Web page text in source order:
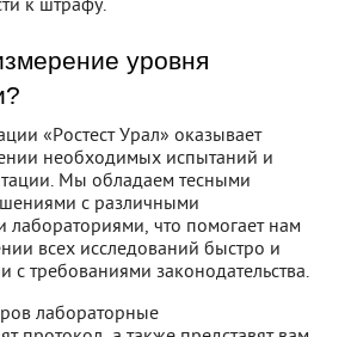
уровня
«Ростест Урал» оказывает
необходимых испытаний и
Мы обладаем тесными
с различными
лабораториями, что помогает нам
всех исследований быстро и
с требованиями законодательства.
лабораторные